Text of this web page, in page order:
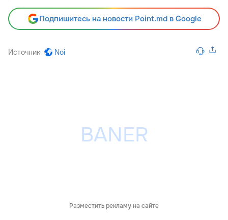
Подпишитесь на новости Point.md в Google
Источник Noi
Разместить рекламу на сайте